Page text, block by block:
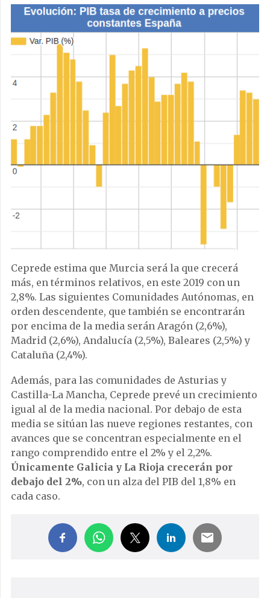
Ceprede estima que Murcia será la que crecerá
más, en términos relativos, en este 2019 con un
2,8%. Las siguientes Comunidades Autónomas, en
orden descendente, que también se encontrarán
por encima de la media serán Aragón (2,6%),
Madrid (2,6%), Andalucía (2,5%), Baleares (2,5%) y
Cataluña (2,4%).
Además, para las comunidades de Asturias y
Castilla-La Mancha, Ceprede prevé un crecimiento
igual al de la media nacional. Por debajo de esta
media se sitúan las nueve regiones restantes, con
avances que se concentran especialmente en el
rango comprendido entre el 2% y el 2,2%.
Únicamente Galicia y La Rioja crecerán por
debajo del 2%, con un alza del PIB del 1,8% en
cada caso.